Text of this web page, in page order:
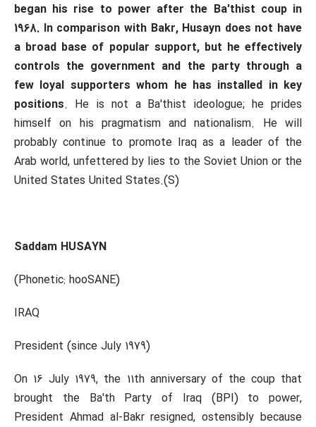
began his rise to power after the Ba'thist coup in
1968. In comparison with Bakr, Husayn does not have
a broad base of popular support, but he effectively
controls the government and the party through a
few loyal supporters whom he has installed in key
positions. He is not a Ba'thist ideologue; he prides
himself on his pragmatism and nationalism. He will
probably continue to promote Iraq as a leader of the
Arab world, unfettered by lies to the Soviet Union or the
United States United States.(S)
Saddam HUSAYN
(Phonetic: hooSANE)
IRAQ
President (since July 1979)
On 16 July 1979, the 11th anniversary of the coup that
brought the Ba'th Party of Iraq (BPI) to power,
President Ahmad al-Bakr resigned, ostensibly because